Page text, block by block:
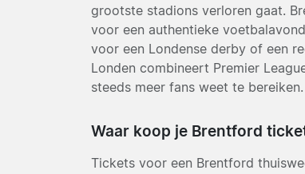
grootste stadions verloren gaat.
voor een authentieke
voor een Londense derby of een
Londen combineert Premier
steeds meer fans weet te bereiken.
Waar koop je Brentford
Tickets voor een Brentford